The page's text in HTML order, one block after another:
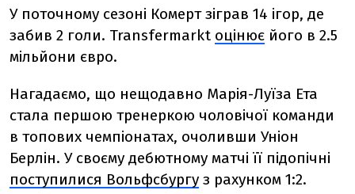
У поточному сезоні Комерт зіграв 14 ігор, де
забив 2 голи. Transfermarkt оцінює його в 2.5
мільйони євро.
Нагадаємо, що нещодавно Марія-Луїза Ета
стала першою тренеркою чоловічої команди
в топових чемпіонатах, очоливши Уніон
Берлін. У своєму дебютному матчі її підопічні
поступилися Вольфсбургу з рахунком 1:2.